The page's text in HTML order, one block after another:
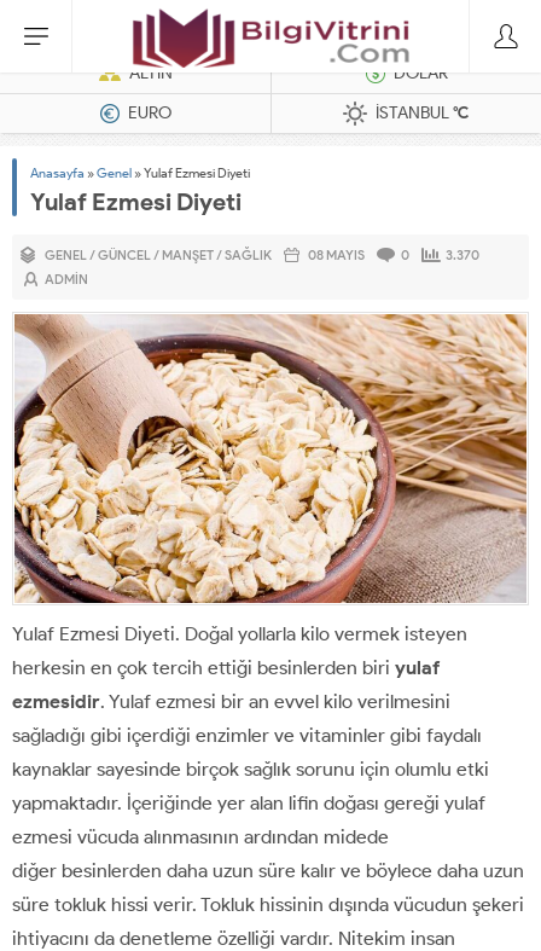
Dizel Jeneratörler
ALTIN
DOLAR
EURO
İSTANBUL°C
Anasayfa »Genel »Yulaf Ezmesi Diyeti
Yulaf Ezmesi Diyeti
GENEL/GÜNCEL/ MANŞET/SAĞLIK 08 MAYIS 0
3.370
ADMIN
Yulaf Ezmesi Diyeti. Doğal yollarla kilo vermek isteyen
herkesin en çok tercih ettiği besinlerden biri yulaf
ezmesidir. Yulaf ezmesi bir an evvel kilo verilmesini
sağladığı gibi içerdiği enzimler ve vitaminler gibi faydalı
kaynaklar sayesinde birçok sağlık sorunu için olumlu etki
yapmaktadır. İçeriğinde yer alan lifin doğası gereği yulaf
ezmesi vücuda alınmasının ardından midede
diğer besinlerden daha uzun süre kalır ve böylece daha uzun
süre tokluk hissi verir. Tokluk hissinin dışında vücudun şekeri
ihtiyacını da denetleme özelliği vardır. Nitekim insan